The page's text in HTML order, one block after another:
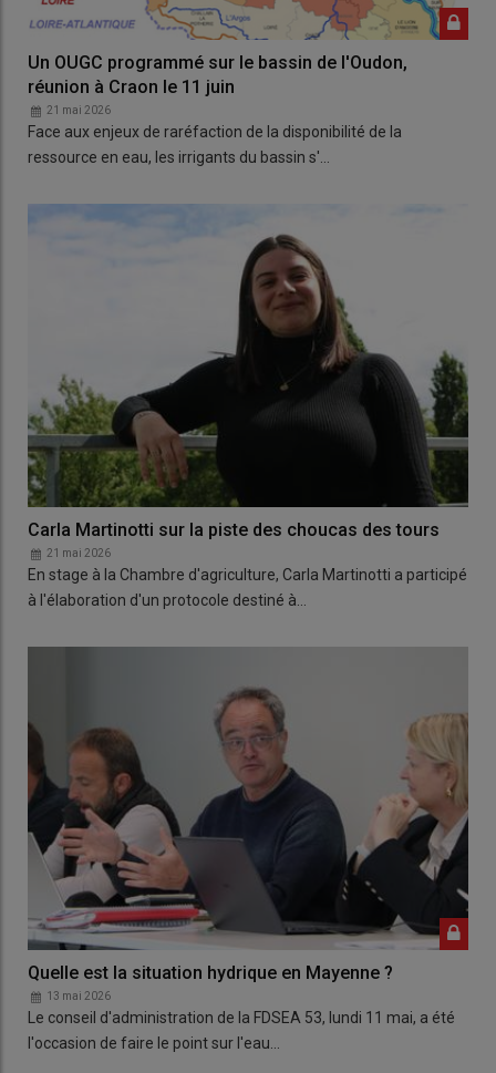
Un OUGC programmé sur le bassin de l'Oudon,
réunion à Craon le 11 juin
21 mai 2026
Face aux enjeux de raréfaction de la disponibilité de la
ressource en eau, les irrigants du bassin s'…
Carla Martinotti sur la piste des choucas des tours
21 mai 2026
En stage à la Chambre d'agriculture, Carla Martinotti a participé
à l'élaboration d'un protocole destiné à…
Quelle est la situation hydrique en Mayenne ?
13 mai 2026
Le conseil d'administration de la FDSEA 53, lundi 11 mai, a été
l'occasion de faire le point sur l'eau…